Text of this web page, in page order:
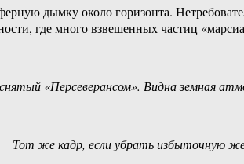
дымку около горизонта.
где много взвешенных частиц
«Персеверансом». Видна земная
Тот же кадр, если убрать избыточную